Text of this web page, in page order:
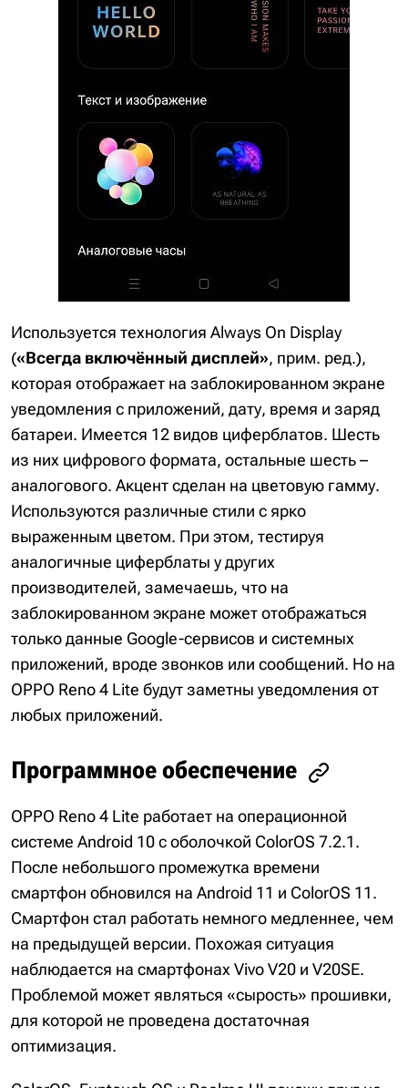
Используется технология Always On Display
(«Всегда включённый дисплей», прим. ред.),
которая отображает на заблокированном экране
уведомления с приложений, дату, время и заряд
батареи. Имеется 12 видов циферблатов. Шесть
из них цифрового формата, остальные шесть –
аналогового. Акцент сделан на цветовую гамму.
Используются различные стили с ярко
выраженным цветом. При этом, тестируя
аналогичные циферблаты у других
производителей, замечаешь, что на
заблокированном экране может отображаться
только данные Google-сервисов и системных
приложений, вроде звонков или сообщений. Но на
OPPO Reno 4 Lite будут заметны уведомления от
любых приложений.
Программное обеспечение
OPPO Reno 4 Lite работает на операционной
системе Android 10 с оболочкой ColorOS 7.2.1.
После небольшого промежутка времени
смартфон обновился на Android 11 и ColorOS 11.
Смартфон стал работать немного медленнее, чем
на предыдущей версии. Похожая ситуация
наблюдается на смартфонах Vivo V20 и V20SE.
Проблемой может являться «сырость» прошивки,
для которой не проведена достаточная
оптимизация.